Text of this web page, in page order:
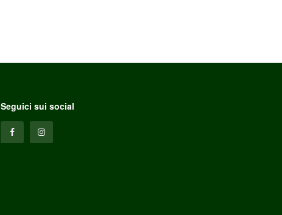
Seguici sui social